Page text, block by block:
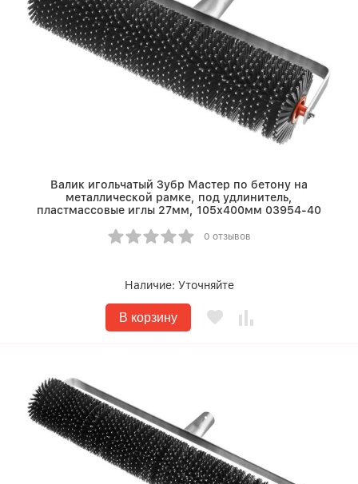
Валик игольчатый Зубр Мастер по бетону на
металлической рамке, под удлинитель,
пластмассовые иглы 27мм, 105х400мм 03954-40
0 отзывов
Наличие: Уточняйте
В корзину